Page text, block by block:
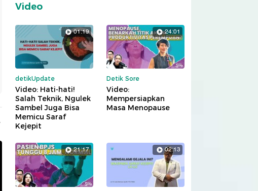
Video
01:19
detikUpdate
Video: Hati-hati!
Salah Teknik, Ngulek
Sambel Juga Bisa
Memicu Saraf
Kejepit
24:01
Detik Sore
Video:
Mempersiapkan
Masa Menopause
21:17 02:13